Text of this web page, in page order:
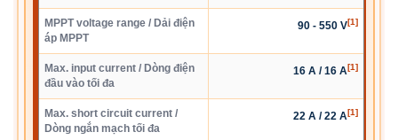
MPPT voltage range / Dải điện
áp MPPT
90 - 550 V[1]
Max. input current / Dòng điện
đầu vào tối đa
16 A / 16 A[1]
Max. short circuit current /
Dòng ngắn mạch tối đa
22 A / 22 A[1]